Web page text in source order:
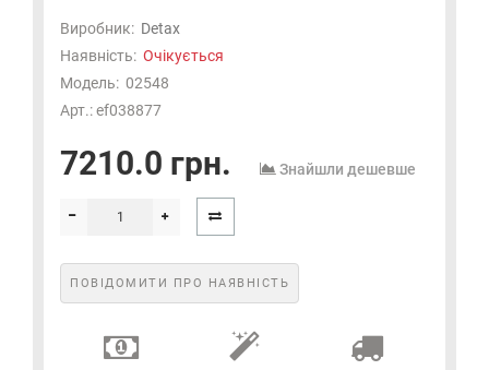
Виробник: Detax
Наявність: Очікується
Модель: 02548
Арт.: ef038877
7210.0 грн. Знайшли дешевше
ПОВІДОМИТИ ПРО НАЯВНІСТЬ